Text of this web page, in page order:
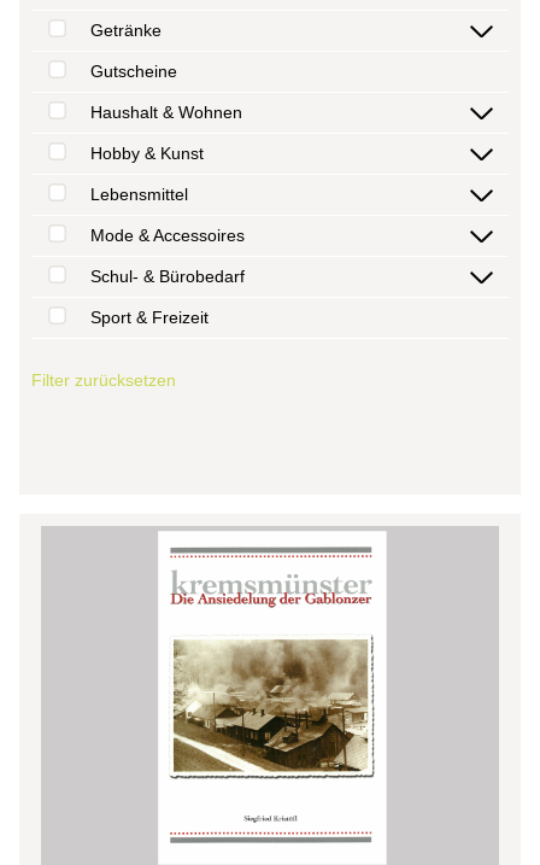
Getränke
Gutscheine
Haushalt & Wohnen
Hobby & Kunst
Lebensmittel
Mode & Accessoires
Schul- & Bürobedarf
Sport & Freizeit
Filter zurücksetzen